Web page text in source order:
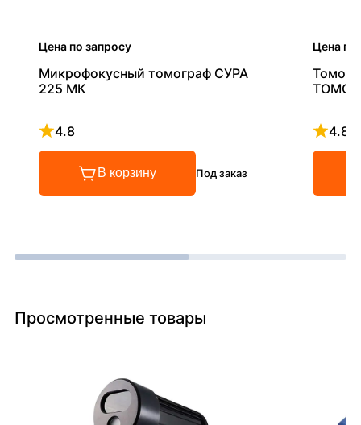
Цена по запросу
Микрофокусный томограф СУРА
225 МК
4.8
Рейтинг 4.8 из 5
В корзину Под заказ
Цена по
4.8
Просмотренные товары